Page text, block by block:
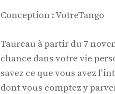
Conception : VotreTango
Taureau à partir du 7
chance dans votre vie
savez ce que vous avez
dont vous comptez y